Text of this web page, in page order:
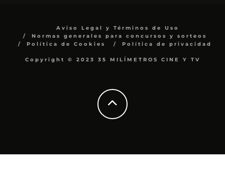
Aviso Legal y Términos de Uso
Normas generales para concursos y sorteos
Política de Cookies
Política de privacidad
Copyright © 2023 35 MILÍMETROS CINE Y TV